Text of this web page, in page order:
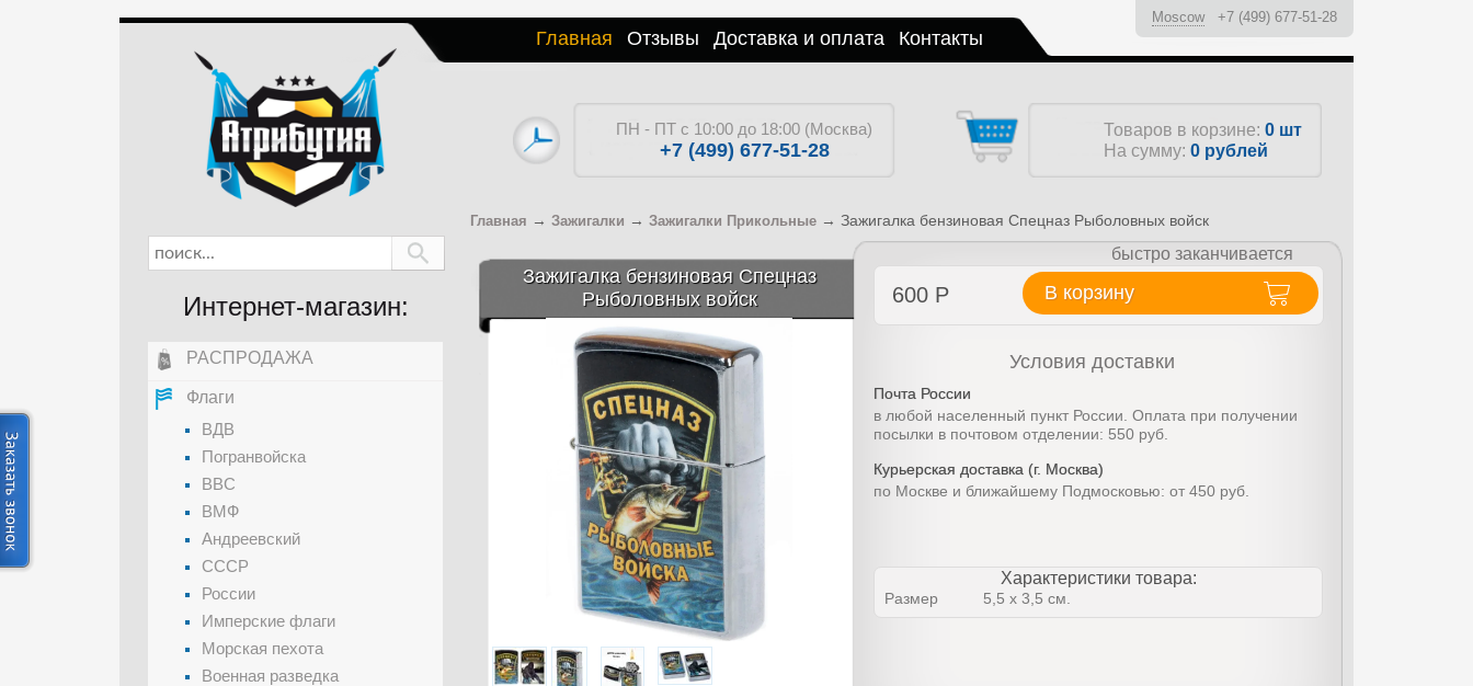
Главная Отзывы Доставка и оплата Контакты
Moscow +7 (499) 677-51-28
ПН - ПТ с 10:00 до 18:00 (Москва)
+7 (499) 677-51-28
Товаров в корзине: 0 шт
На сумму: 0 рублей
Главная → Зажигалки → Зажигалки Прикольные → Зажигалка бензиновая Спецназ Рыболовных войск
Зажигалка бензиновая Спецназ
Рыболовных войск
быстро заканчивается
600 Р В корзину
Условия доставки
Почта России
в любой населенный пункт России. Оплата при получении
посылки в почтовом отделении: 550 руб.
Курьерская доставка (г. Москва)
по Москве и ближайшему Подмосковью: от 450 руб.
Характеристики товара:
Размер 5,5 x 3,5 см.
Интернет-магазин:
РАСПРОДАЖА
Флаги
ВДВ
Погранвойска
ВВС
ВМФ
Андреевский
СССР
России
Имперские флаги
Морская пехота
Военная разведка